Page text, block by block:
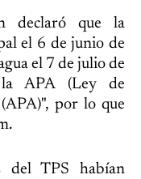
declaró que la
el 6 de junio de
el 7 de julio de
APA (Ley de
por lo que
del TPS habían